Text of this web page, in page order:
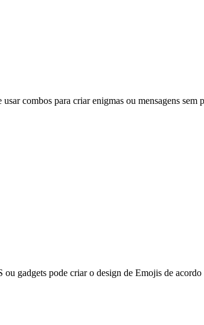
combos para criar enigmas ou mensagens sem
gadgets pode criar o design de Emojis de